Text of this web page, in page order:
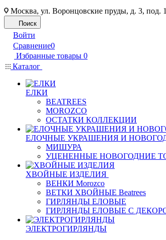
Москва, ул. Воронцовские пруды, д. 3, под.
Поиск
Войти
Сравнение0
Избранные товары 0
Каталог
ЕЛКИ
BEATREES
MOROZCO
ОСТАТКИ КОЛЛЕКЦИИ
ЕЛОЧНЫЕ УКРАШЕНИЯ И
МИШУРА
УЦЕНЕННЫЕ НОВОГОДНИЕ
ХВОЙНЫЕ ИЗДЕЛИЯ
ВЕНКИ Morozco
ВЕТКИ ХВОЙНЫЕ Beatrees
ГИРЛЯНДЫ ЕЛОВЫЕ
ГИРЛЯНДЫ ЕЛОВЫЕ С
ЭЛЕКТРОГИРЛЯНДЫ